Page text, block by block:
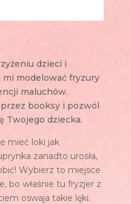
dzieci i
mi modelować fryzury
maluchów.
booksy i pozwól
Twojego dziecka.
mieć loki jak
zanadto urosła,
Wybierz to miejsce
bo właśnie tu fryzjer z
oswaja takie lęki.